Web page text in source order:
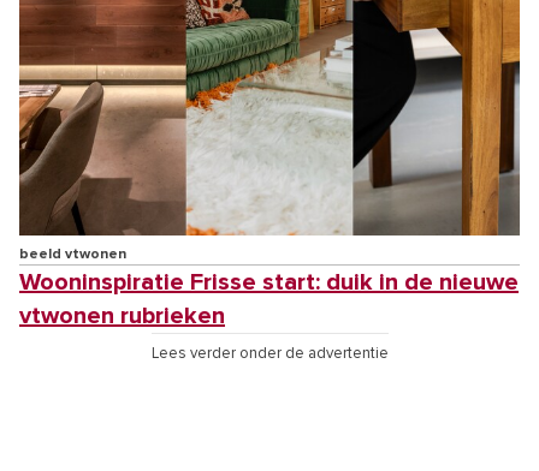
beeld vtwonen
Wooninspiratie Frisse start: duik in de nieuwe
vtwonen rubrieken
Lees verder onder de advertentie